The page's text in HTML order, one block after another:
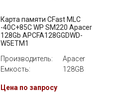
Карта памяти CFast MLC
-40С+85С WP SM220 Apacer
128Gb APCFA128GGDWD-
W5ETM1
Производитель:
Apacer
Емкость:
128GB
Цена по запросу